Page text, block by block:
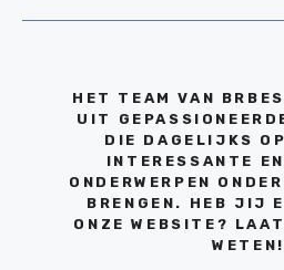
HET TEAM VAN
UIT
DIE DAGELIJKS
INTERESSANTE
ONDERWERPEN
BRENGEN. HEB JIJ
ONZE WEBSITE?
WETEN!